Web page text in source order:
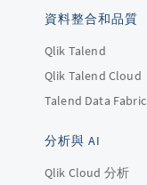
資料整合和品質
Qlik Talend
Qlik Talend Cloud
Talend Data Fabric
分析與 AI
Qlik Cloud 分析